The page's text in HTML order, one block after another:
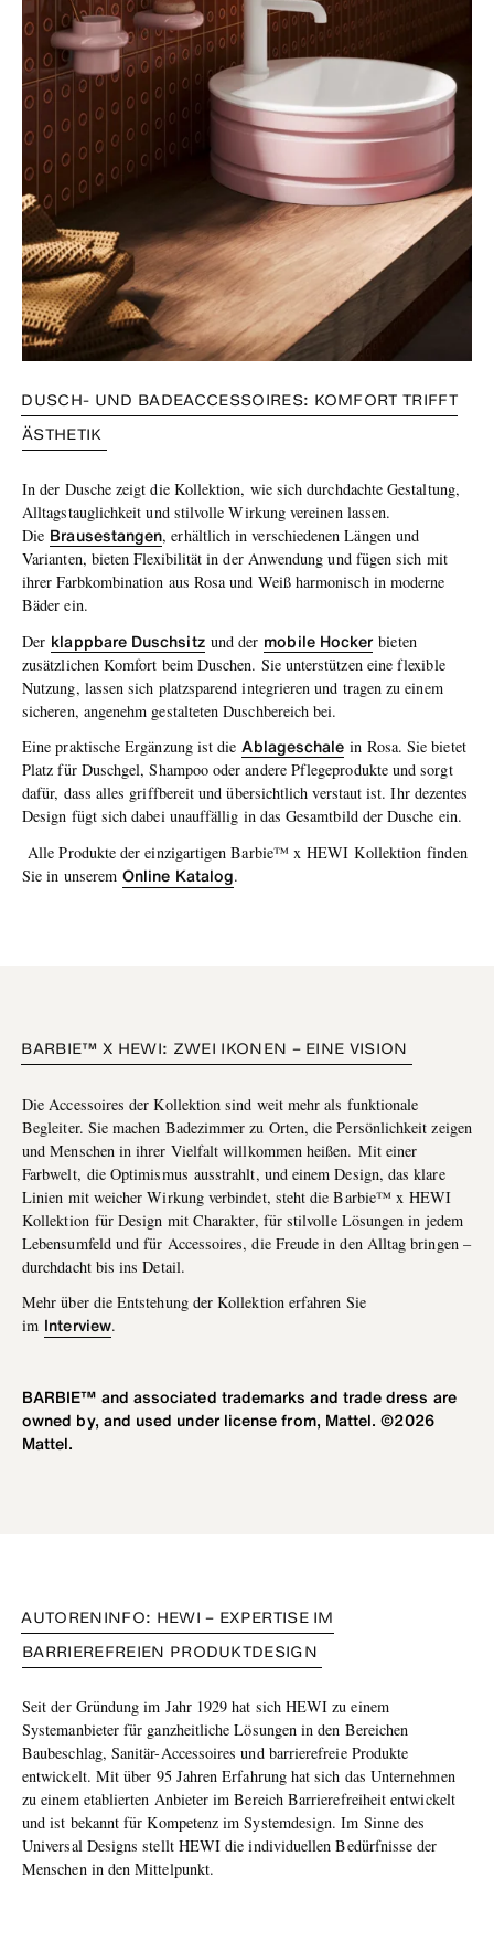
DUSCH- UND BADEACCESSOIRES: KOMFORT TRIFFT
ÄSTHETIK
In der Dusche zeigt die Kollektion, wie sich durchdachte Gestaltung,
Alltagstauglichkeit und stilvolle Wirkung vereinen lassen.
Die Brausestangen, erhältlich in verschiedenen Längen und
Varianten, bieten Flexibilität in der Anwendung und fügen sich mit
ihrer Farbkombination aus Rosa und Weiß harmonisch in moderne
Bäder ein.
Der klappbare Duschsitzund der mobile Hocker bieten
zusätzlichen Komfort beim Duschen. Sie unterstützen eine flexible
Nutzung, lassen sich platzsparend integrieren und tragen zu einem
sicheren, angenehm gestalteten Duschbereich bei.
Eine praktische Ergänzung ist dieAblageschale in Rosa. Sie bietet
Platz für Duschgel, Shampoo oder andere Pflegeprodukte und sorgt
dafür, dass alles griffbereit und übersichtlich verstaut ist. Ihr dezentes
Design fügt sich dabei unauffällig in das Gesamtbild der Dusche ein.
Alle Produkte der einzigartigenBarbie™ xHEWI Kollektion finden
Sie in unseremOnline Katalog.
BARBIE™ X HEWI: ZWEI IKONEN – EINE VISION
Die Accessoires der Kollektion sind weit mehr als funktionale
Begleiter. Sie machen Badezimmer zu Orten, die Persönlichkeit zeigen
und Menschen in ihrer Vielfalt willkommen heißen. Mit einer
Farbwelt, die Optimismus ausstrahlt, und einem Design, das klare
Linien mit weicher Wirkung verbindet, steht die Barbie™ xHEWI
Kollektion für Design mit Charakter, für stilvolle Lösungen in jedem
Lebensumfeld und für Accessoires, die Freude in den Alltag bringen –
durchdacht bis ins Detail.
Mehr über die Entstehung der Kollektion erfahren Sie
im Interview.
BARBIE™ and associated trademarks and trade dress are
owned by, and used under license from, Mattel. ©2026
Mattel.
AUTORENINFO: HEWI – EXPERTISE IM
BARRIEREFREIEN PRODUKTDESIGN
Seit der Gründung im Jahr 1929 hat sich HEWI zu einem
Systemanbieter für ganzheitliche Lösungen in den Bereichen
Baubeschlag, Sanitär-Accessoires und barrierefreie Produkte
entwickelt. Mit über 95 Jahren Erfahrung hat sich das Unternehmen
zu einem etablierten Anbieter im Bereich Barrierefreiheit entwickelt
und ist bekannt für Kompetenz im Systemdesign. Im Sinne des
Universal Designs stellt HEWI die individuellen Bedürfnisse der
Menschen in den Mittelpunkt.